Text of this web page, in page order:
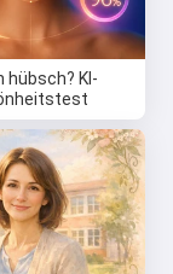
hübsch? KI-